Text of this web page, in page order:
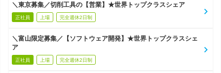
＼東京募集／切削工具の【営業】★世界トップクラスシェア
正社員 上場 完全週休2日制
＼富山限定募集／【ソフトウェア開発】★世界トップクラスシェ
ア
正社員 上場 完全週休2日制